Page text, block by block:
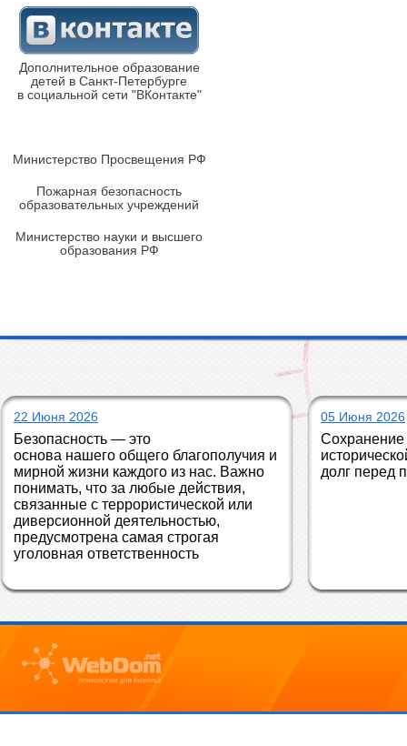
Дополнительное образование
детей в Санкт-Петербурге
в социальной сети "ВКонтакте"
Министерство Просвещения РФ
Пожарная безопасность
образовательных учреждений
Министерство науки и высшего
образования РФ
22 Июня 2026
Безопасность — это
основа нашего общего благополучия и
мирной жизни каждого из нас. Важно
понимать, что за любые действия,
связанные с террористической или
диверсионной деятельностью,
предусмотрена самая строгая
уголовная ответственность
05 Июня 2026
Сохранение
долг перед